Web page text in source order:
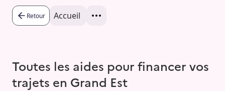
Besoin d'aide ?
Retour Accueil
Toutes les aides pour financer vos
trajets en Grand Est